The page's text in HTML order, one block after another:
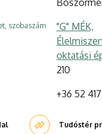
szobaszám
"G" MÉK,
oktatási
210
+36 52
Tudóstér